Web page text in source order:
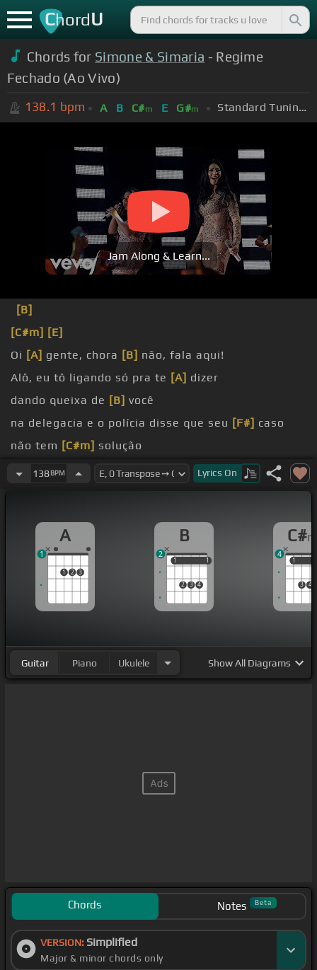
ChordU
Chords for Simone & Simaria - Regime
Fechado (Ao Vivo)
138.1 bpm A B C#m E G#m Standard Tuning (EADGBE)
Jam Along & Learn...
[B]
[C#m] [E]
Oi [A] gente, chora [B] não, fala aqui!
Alô, eu tô ligando só pra te [A] dizer
dando queixa de [B] você
na delegacia e o polícia disse que seu [F#] caso
não tem [C#m] solução
em caso[A]
sério
138BPM Lyrics On
A
1 2 3
1
B
1
2 3 4
1
1 1
2
C#
1
3 4
1
4
Guitar Piano Ukulele ShowAll Diagrams
Chords Notes Beta
VERSION: Simplified
Major & minor chords only